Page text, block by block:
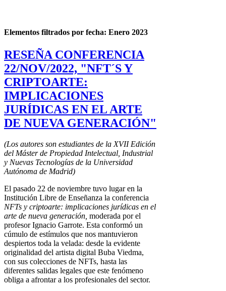
Elementos filtrados por fecha: Enero 2023
RESEÑA CONFERENCIA
22/NOV/2022, "NFT´S Y
CRIPTOARTE:
IMPLICACIONES
JURÍDICAS EN EL ARTE
DE NUEVA GENERACIÓN"
(Los autores son estudiantes de la XVII Edición
del Máster de Propiedad Intelectual, Industrial
y Nuevas Tecnologías de la Universidad
Autónoma de Madrid)
El pasado 22 de noviembre tuvo lugar en la
Institución Libre de Enseñanza la conferencia
NFTs y criptoarte: implicaciones jurídicas en el
arte de nueva generación, moderada por el
profesor Ignacio Garrote. Esta conformó un
cúmulo de estímulos que nos mantuvieron
despiertos toda la velada: desde la evidente
originalidad del artista digital Buba Viedma,
con sus colecciones de NFTs, hasta las
diferentes salidas legales que este fenómeno
obliga a afrontar a los profesionales del sector.